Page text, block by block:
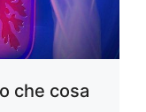
che cosa